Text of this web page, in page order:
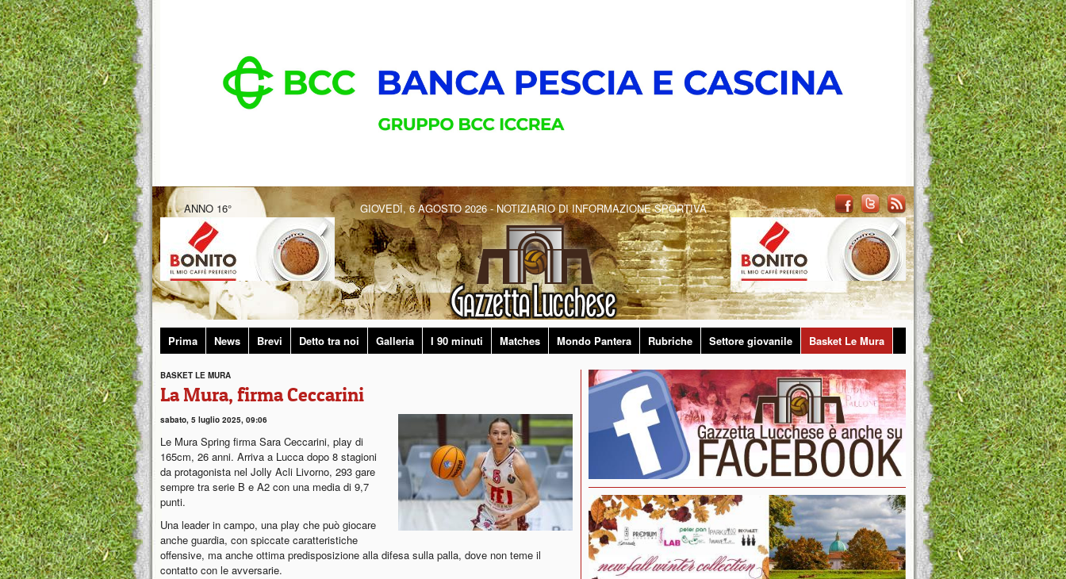
ANNO 16° GIOVEDÌ, 6 AGOSTO 2026 - NOTIZIARIO DI INFORMAZIONE SPORTIVA
Prima News Brevi Detto tra noi Galleria I 90 minuti Matches Mondo Pantera Rubriche Settore giovanile Basket Le Mura
BASKET LE MURA
La Mura, firma Ceccarini
sabato, 5 luglio 2025, 09:06
Le Mura Spring firma Sara Ceccarini, play di
165cm, 26 anni. Arriva a Lucca dopo 8 stagioni
da protagonista nel Jolly Acli Livorno, 293 gare
sempre tra serie B e A2 con una media di 9,7
punti.
Una leader in campo, una play che può giocare
anche guardia, con spiccate caratteristiche
offensive, ma anche ottima predisposizione alla difesa sulla palla, dove non teme il
contatto con le avversarie.